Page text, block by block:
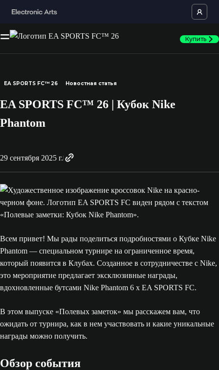
Купить
EA SPORTS FC™ 26 Новостная статья
EA SPORTS FC™ 26 | Кубок Nike
Phantom
29 сентября 2025 г.
Всем привет! Мы рады поделиться подробностями о Кубке Nike
Phantom — специальном турнире на ограниченное время,
который появится в Клубах. Созданное в сотрудничестве с Nike,
это мероприятие предлагает эксклюзивные награды,
вдохновленные бутсами Nike Phantom 6 x EA SPORTS FC.
В этом выпуске «Полевых заметок» мы расскажем вам, что
ожидать от турнира, как в нем участвовать и какие уникальные
награды можно получить.
Обзор события